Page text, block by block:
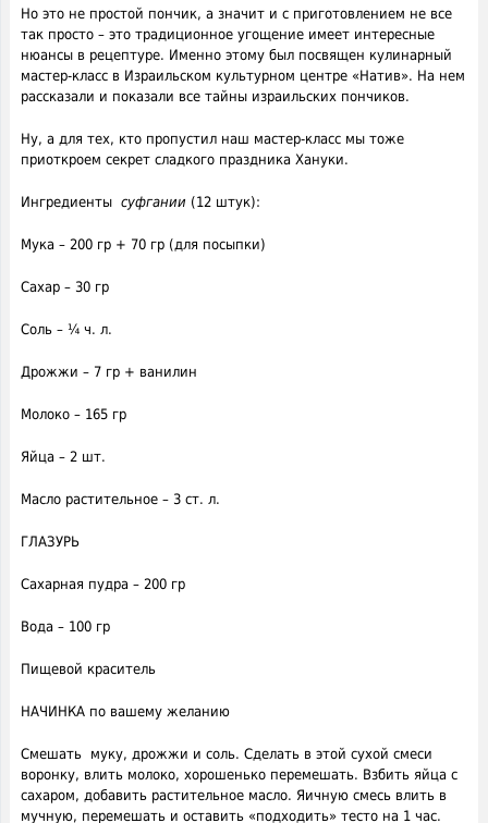
Но это не простой пончик, а значит и с приготовлением не все
так просто – это традиционное угощение имеет интересные
нюансы в рецептуре. Именно этому был посвящен кулинарный
мастер-класс в Израильском культурном центре «Натив». На нем
рассказали и показали все тайны израильских пончиков.
Ну, а для тех, кто пропустил наш мастер-класс мы тоже
приоткроем секрет сладкого праздника Хануки.
Ингредиенты суфгании (12 штук):
Мука – 200 гр + 70 гр (для посыпки)
Сахар – 30 гр
Соль – ¼ ч. л.
Дрожжи – 7 гр + ванилин
Молоко – 165 гр
Яйца – 2 шт.
Масло растительное – 3 ст. л.
ГЛАЗУРЬ
Сахарная пудра – 200 гр
Вода – 100 гр
Пищевой краситель
НАЧИНКА по вашему желанию
Смешать муку, дрожжи и соль. Сделать в этой сухой смеси
воронку, влить молоко, хорошенько перемешать. Взбить яйца с
сахаром, добавить растительное масло. Яичную смесь влить в
мучную, перемешать и оставить «подходить» тесто на 1 час.